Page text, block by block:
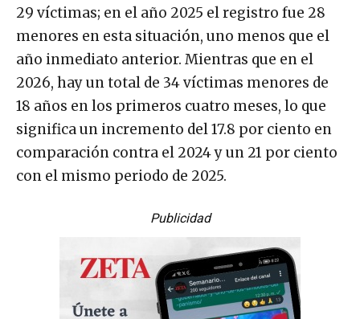
29 víctimas; en el año 2025 el registro fue 28
menores en esta situación, uno menos que el
año inmediato anterior. Mientras que en el
2026, hay un total de 34 víctimas menores de
18 años en los primeros cuatro meses, lo que
significa un incremento del 17.8 por ciento en
comparación contra el 2024 y un 21 por ciento
con el mismo periodo de 2025.
Publicidad